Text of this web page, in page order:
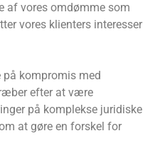
af vores omdømme som
vores klienters interesser
på kompromis med
efter at være
på komplekse juridiske
at gøre en forskel for